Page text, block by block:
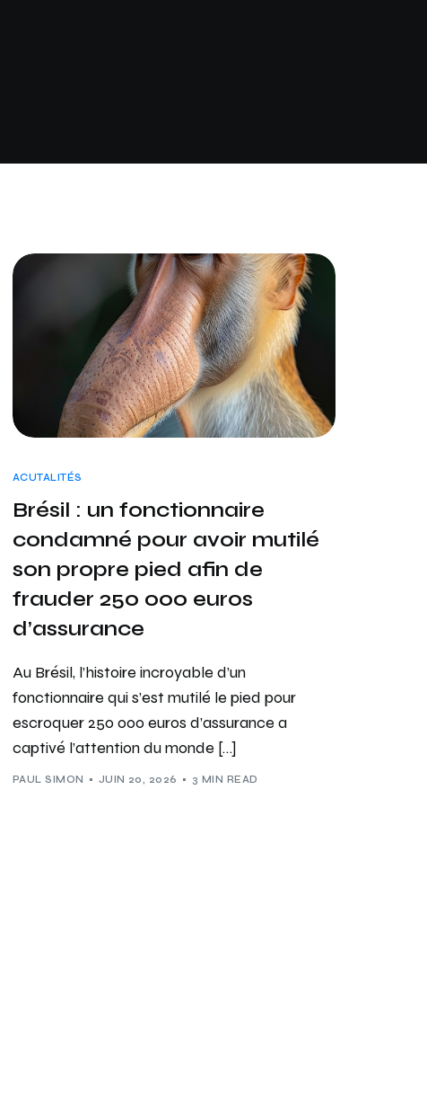
ACUTALITÉS
Brésil : un fonctionnaire
condamné pour avoir mutilé
son propre pied afin de
frauder 250 000 euros
d’assurance
Au Brésil, l’histoire incroyable d’un
fonctionnaire qui s’est mutilé le pied pour
escroquer 250 000 euros d’assurance a
captivé l’attention du monde […]
PAUL SIMON JUIN 20, 2026 3 MIN READ